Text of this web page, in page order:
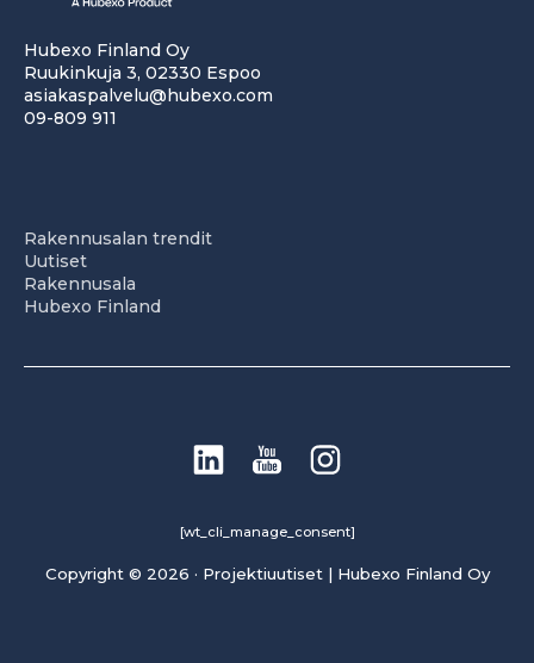
Hubexo Finland Oy
Ruukinkuja 3, 02330 Espoo
asiakaspalvelu@hubexo.com
09-809 911
Rakennusalan trendit
Uutiset
Rakennusala
Hubexo Finland
[wt_cli_manage_consent]
Copyright © 2026 · Projektiuutiset | Hubexo Finland Oy